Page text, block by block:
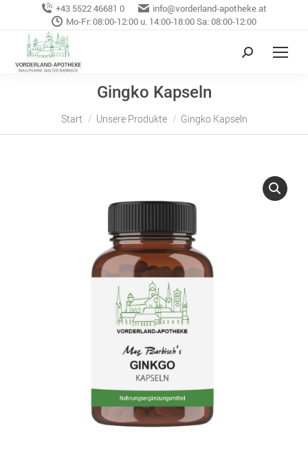
+43 5522 46681 0
info@vorderland-apotheke.at
Mo-Fr: 08:00-12:00 u. 14:00-18:00 Sa: 08:00-12:00
Gingko Kapseln
Sie befinden sich hier:
Start Unsere Produkte Gingko Kapseln